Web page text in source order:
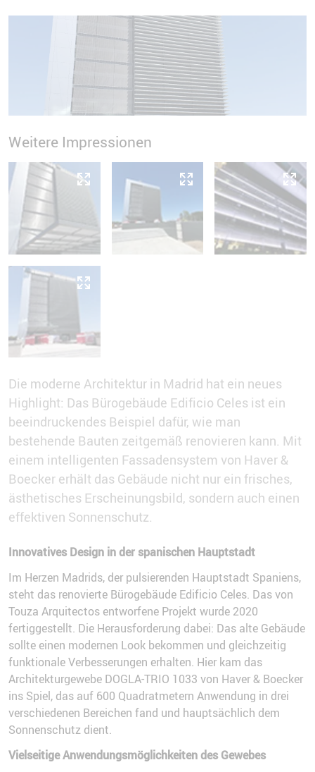
Weitere Impressionen
Die moderne Architektur in Madrid hat ein neues
Highlight: Das Bürogebäude Edificio Celes ist ein
beeindruckendes Beispiel dafür, wie man
bestehende Bauten zeitgemäß renovieren kann. Mit
einem intelligenten Fassadensystem von Haver &
Boecker erhält das Gebäude nicht nur ein frisches,
ästhetisches Erscheinungsbild, sondern auch einen
effektiven Sonnenschutz.
Innovatives Design in der spanischen Hauptstadt
Im Herzen Madrids, der pulsierenden Hauptstadt Spaniens,
steht das renovierte Bürogebäude Edificio Celes. Das von
Touza Arquitectos entworfene Projekt wurde 2020
fertiggestellt. Die Herausforderung dabei: Das alte Gebäude
sollte einen modernen Look bekommen und gleichzeitig
funktionale Verbesserungen erhalten. Hier kam das
Architekturgewebe DOGLA-TRIO 1033 von Haver & Boecker
ins Spiel, das auf 600 Quadratmetern Anwendung in drei
verschiedenen Bereichen fand und hauptsächlich dem
Sonnenschutz dient.
Vielseitige Anwendungsmöglichkeiten des Gewebes